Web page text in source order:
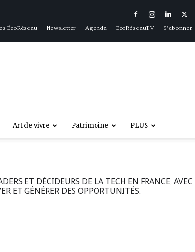
ÉcoRéseau Newsletter Agenda EcoRéseauTV S’abonner
Art de vivre Patrimoine PLUS
ET DÉCIDEURS DE LA TECH EN FRANCE, AVEC
ET GÉNÉRER DES OPPORTUNITÉS.